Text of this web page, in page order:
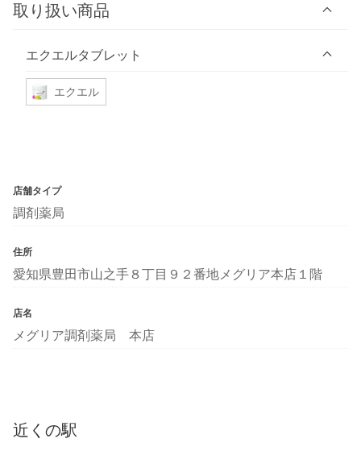
取り扱い商品
エクエルタブレット
エクエル
店舗タイプ
調剤薬局
住所
愛知県豊田市山之手８丁目９２番地メグリア本店１階
店名
メグリア調剤薬局 本店
近くの駅